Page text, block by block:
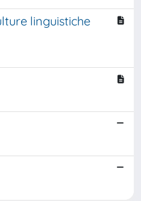
linguistiche